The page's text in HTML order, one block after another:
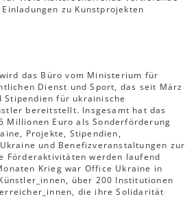
zu Kunstprojekten
das Büro vom Ministerium für
Dienst und Sport, das seit März
Stipendien für ukrainische
bereitstellt. Insgesamt hat das
Millionen Euro als Sonderförderung
Projekte, Stipendien,
und Benefizveranstaltungen zur
Förderaktivitäten werden laufend
Krieg war Office Ukraine in
über 200 Institutionen
die ihre Solidarität